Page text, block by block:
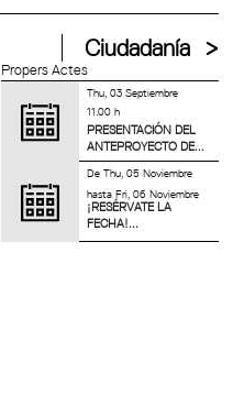
Ciudadanía
Propers Actes
Thu, 03 Septiembre
11.00 h
PRESENTACIÓN DEL
ANTEPROYECTO DE...
DeThu, 05 Noviembre
hastaFri, 06 Noviembre
¡RESÉRVATE LA
FECHA!...